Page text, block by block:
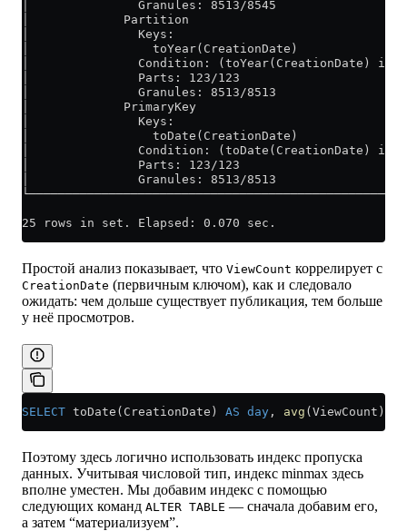
│               Granules: 8513/8545
│             Partition
│               Keys:
│                 toYear(CreationDate)
│               Condition: (toYear(CreationDate) in
│               Parts: 123/123
│               Granules: 8513/8513
│             PrimaryKey
│               Keys:
│                 toDate(CreationDate)
│               Condition: (toDate(CreationDate) in
│               Parts: 123/123
│               Granules: 8513/8513
25 rows in set. Elapsed: 0.070 sec.
Простой анализ показывает, что ViewCount коррелирует с
CreationDate (первичным ключом), как и следовало
ожидать: чем дольше существует публикация, тем больше
у неё просмотров.
SELECT toDate(CreationDate) AS day , avg (ViewCount)
Поэтому здесь логично использовать индекс пропуска
данных. Учитывая числовой тип, индекс minmax здесь
вполне уместен. Мы добавим индекс с помощью
следующих команд ALTER TABLE — сначала добавим его,
а затем “материализуем”.